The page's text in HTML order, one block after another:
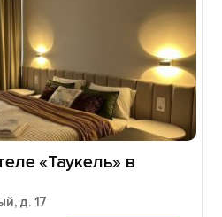
«Taукeль» в
д. 17